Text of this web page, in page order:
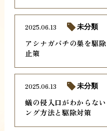
アシナガバチの巣を駆
止策
2025.06.13 未分類
蟻の侵入口がわからな
ング方法と駆除対策
2025.06.13 未分類